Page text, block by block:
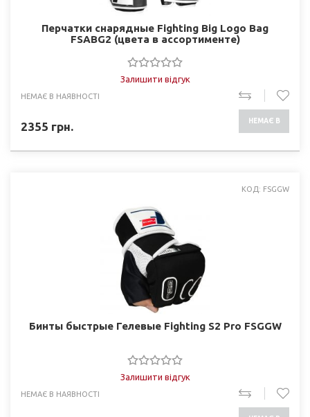
Перчатки снарядные Fighting Big Logo Bag
FSABG2 (цвета в ассортименте)
Залишити відгук
НЕМАЄ В НАЯВНОСТІ
2355 грн. НЕМАЄ В
КОД: FSGGW
Бинты быстрые Гелевые Fighting S2 Pro FSGGW
Залишити відгук
НЕМАЄ В НАЯВНОСТІ